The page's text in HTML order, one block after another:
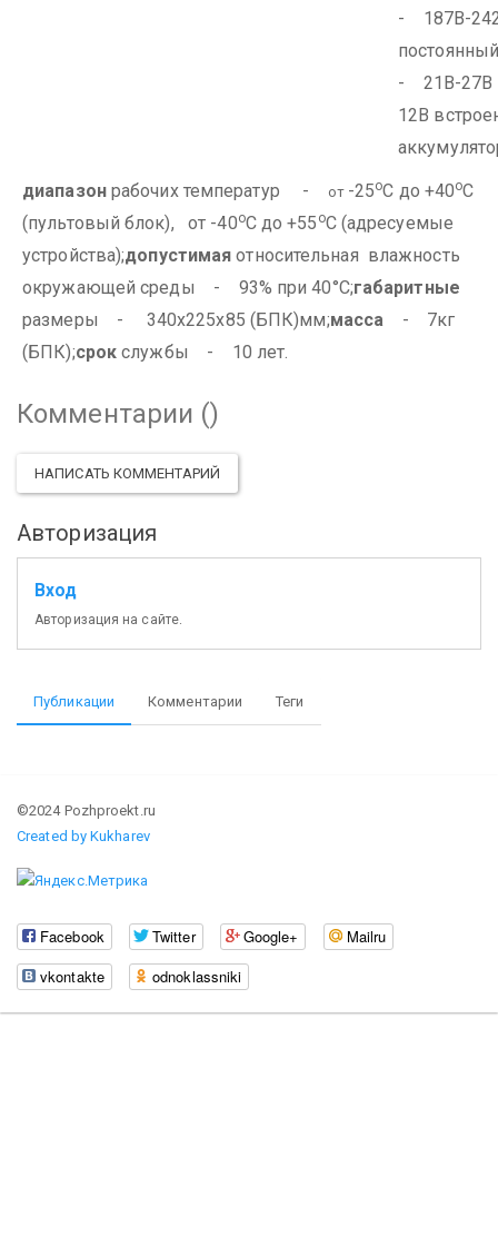
- 187В-
- 21В-27В
12В
диапазонрабочих температур - от -25оС до +40оС
(пультовый блок), от -40оС до +55 оС (адресуемые
устройства);допустимая относительная влажность
окружающей среды - 93% при 40°С;габаритные
размеры - 340х225х85 (БПК)мм;масса - 7кг
(БПК);срок службы - 10 лет.
Комментарии ()
НАПИСАТЬ КОММЕНТАРИЙ
Авторизация
Вход
Авторизация на сайте.
Публикации Комментарии Теги
©2024 Pozhproekt.ru
Created by Kukharev
Facebook Twitter Google+
Mailru
vkontakte
odnoklassniki